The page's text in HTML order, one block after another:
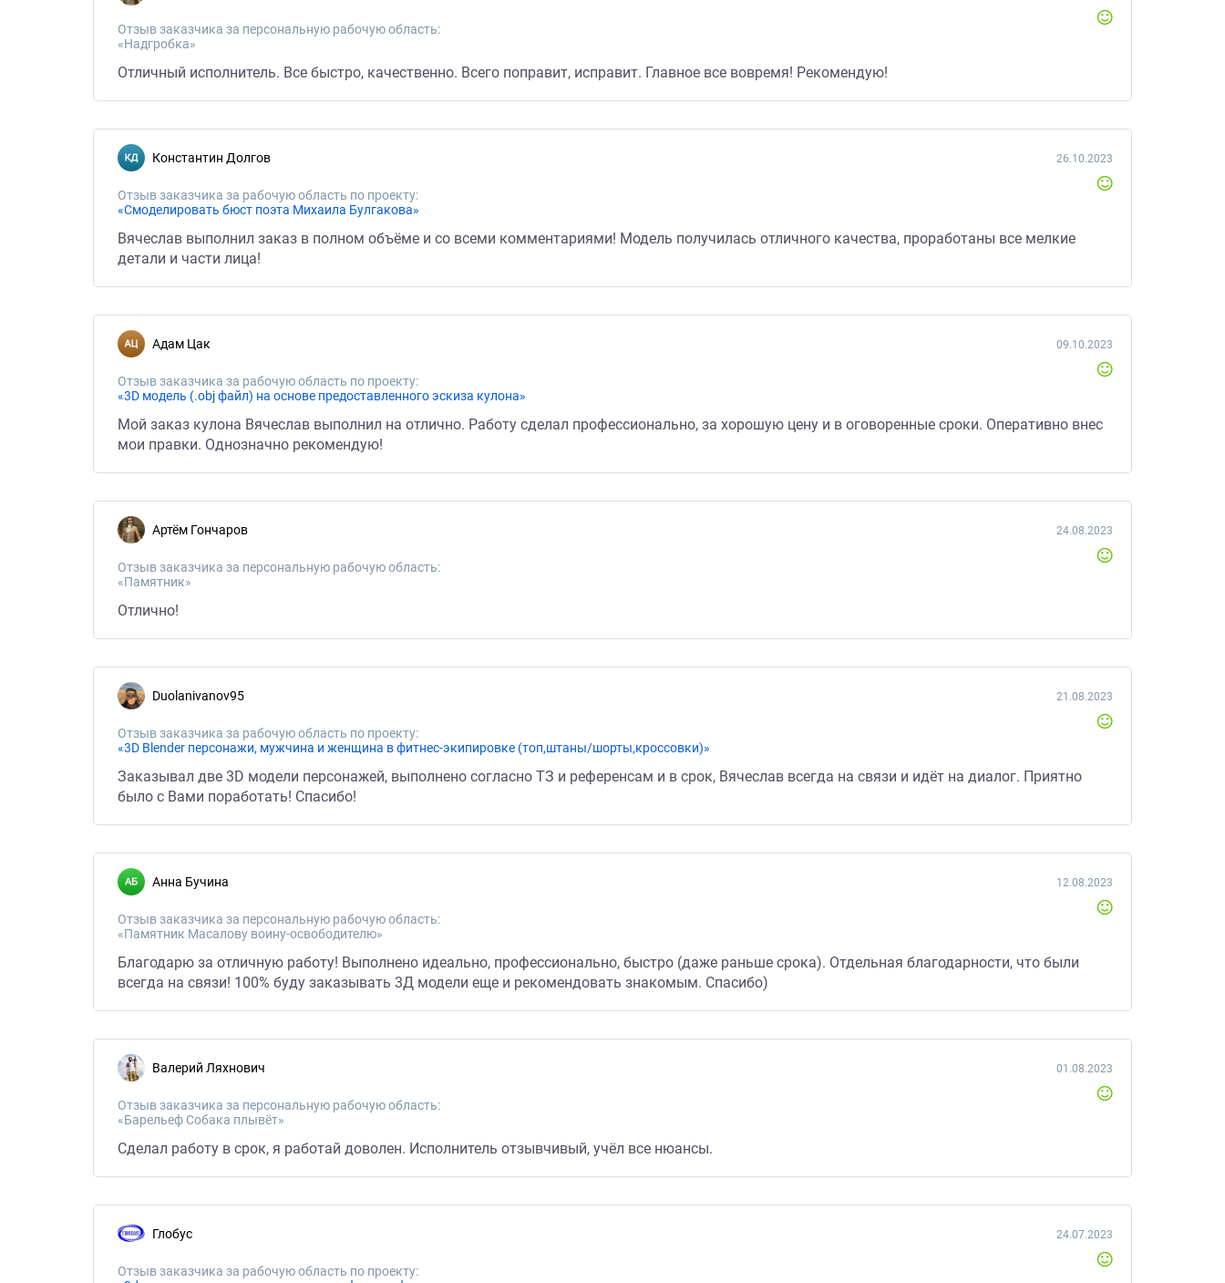
Отзыв заказчика за персональную рабочую область:
«Надгробка»
Отличный исполнитель. Все быстро, качественно. Всего поправит, исправит. Главное все вовремя! Рекомендую!
Константин Долгов
Отзыв заказчика за рабочую область по проекту:
«Смоделировать бюст поэта Михаила Булгакова»
26.10.2023
Вячеслав выполнил заказ в полном объёме и со всеми комментариями! Модель получилась отличного качества, проработаны все мелкие
детали и части лица!
Адам Цак
Отзыв заказчика за рабочую область по проекту:
«3D модель (.obj файл) на основе предоставленного эскиза кулона»
09.10.2023
Мой заказ кулона Вячеслав выполнил на отлично. Работу сделал профессионально, за хорошую цену и в оговоренные сроки. Оперативно внес
мои правки. Однозначно рекомендую!
Артём Гончаров
Отзыв заказчика за персональную рабочую область:
«Памятник»
24.08.2023
Отлично!
duolanivanov95
Отзыв заказчика за рабочую область по проекту:
«3D Blender персонажи, мужчина и женщина в фитнес-экипировке (топ,штаны/шорты,кроссовки)»
21.08.2023
Заказывал две 3D модели персонажей, выполнено согласно ТЗ и референсам и в срок, Вячеслав всегда на связи и идёт на диалог. Приятно
было с Вами поработать! Спасибо!
Анна Бучина
Отзыв заказчика за персональную рабочую область:
«Памятник Масалову воину-освободителю»
12.08.2023
Благодарю за отличную работу! Выполнено идеально, профессионально, быстро (даже раньше срока). Отдельная благодарности, что были
всегда на связи! 100% буду заказывать 3Д модели еще и рекомендовать знакомым. Спасибо)
Валерий Ляхнович
Отзыв заказчика за персональную рабочую область:
«Барельеф Собака плывёт»
01.08.2023
Сделал работу в срок, я работай доволен. Исполнитель отзывчивый, учёл все нюансы.
Глобус
Отзыв заказчика за рабочую область по проекту:
24.07.2023